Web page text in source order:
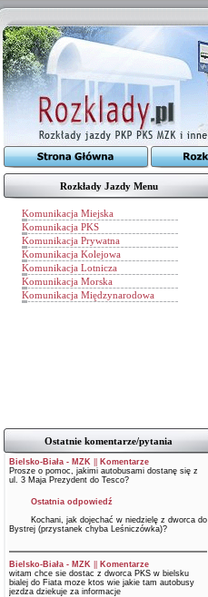
Rozkłady Jazdy Menu
Komunikacja Miejska
Komunikacja PKS
Komunikacja Prywatna
Komunikacja Kolejowa
Komunikacja Lotnicza
Komunikacja Morska
Komunikacja Międzynarodowa
Ostatnie komentarze/pytania
Bielsko-Biała - MZK||
Komentarze
Prosze o pomoc, jakimi autobusami dostanę się z
ul. 3 Maja Prezydent do Tesco?
Ostatnia odpowiedź
Kochani, jak dojechać w niedzielę z dworca do
Bystrej (przystanek chyba Leśniczówka)?
Bielsko-Biała - MZK||
Komentarze
witam chce sie dostac z dworca PKS w bielsku
bialej do Fiata moze ktos wie jakie tam autobusy
jezdza dziekuje za informacje